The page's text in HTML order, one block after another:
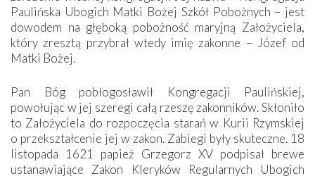
Paulińska Ubogich Matki Bożej Szkół Pobożnych – jest
dowodem na głęboką pobożność maryjną Założyciela,
który zresztą przybrał wtedy imię zakonne – Józef od
Matki Bożej.
Pan Bóg pobłogosławił Kongregacji Paulińskiej,
powołując w jej szeregi całą rzeszę zakonników. Skłoniło
to Założyciela do rozpoczęcia starań w Kurii Rzymskiej
o przekształcenie jej w zakon. Zabiegi były skuteczne. 18
listopada 1621 papież Grzegorz XV podpisał brewe
ustanawiające Zakon Kleryków Regularnych Ubogich